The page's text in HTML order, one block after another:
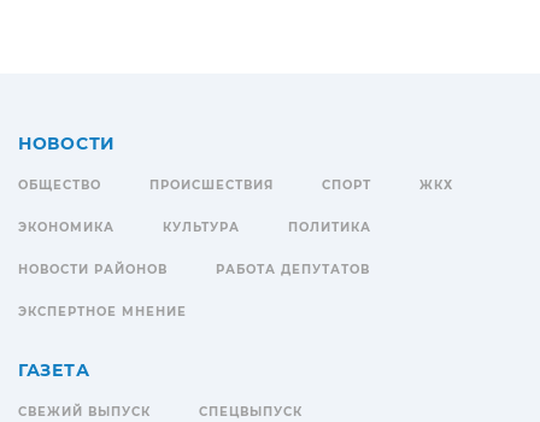
НОВОСТИ
ОБЩЕСТВО ПРОИСШЕСТВИЯ СПОРТ ЖКХ
ЭКОНОМИКА КУЛЬТУРА ПОЛИТИКА
НОВОСТИ РАЙОНОВ РАБОТА ДЕПУТАТОВ
ЭКСПЕРТНОЕ МНЕНИЕ
ГАЗЕТА
СВЕЖИЙ ВЫПУСК СПЕЦВЫПУСК